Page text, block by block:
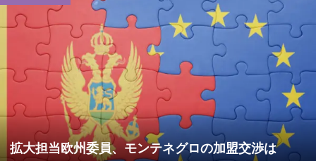
拡大担当欧州委員、モンテネグロの加盟交渉は